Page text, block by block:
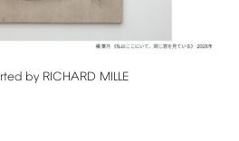
by RICHARD MILLE